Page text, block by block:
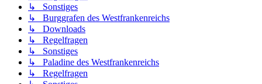
↳ Sonstiges
↳ Burggrafen des Westfrankenreichs
↳ Downloads
↳ Regelfragen
↳ Sonstiges
↳ Paladine des Westfrankenreichs
↳ Regelfragen